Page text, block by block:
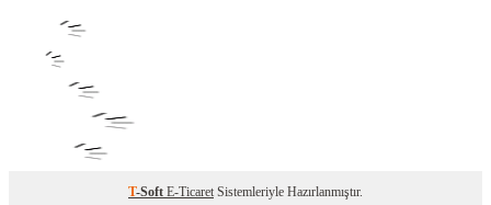
T-Soft E-Ticaret Sistemleriyle Hazırlanmıştır.